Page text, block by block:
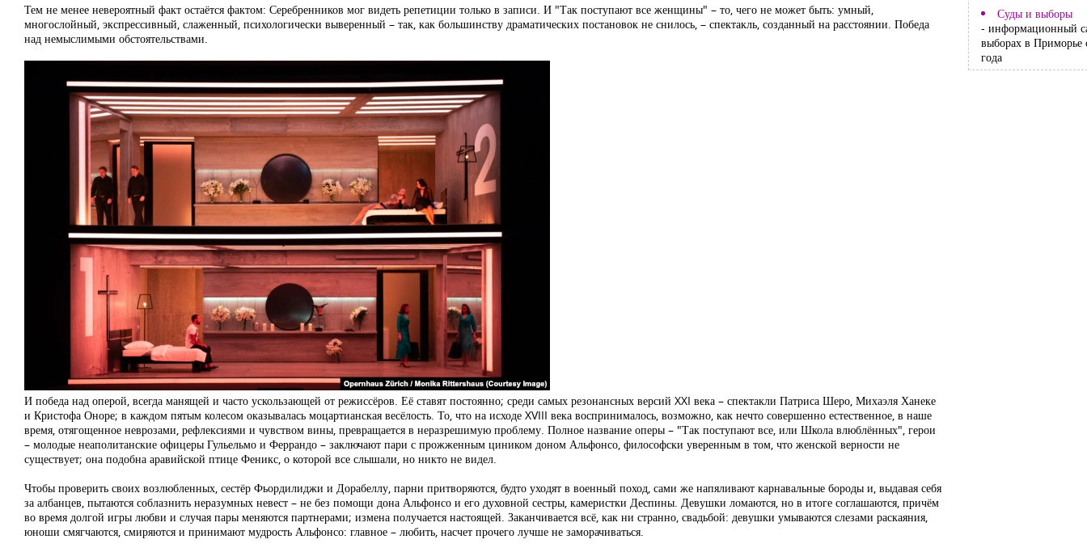
Тем не менее невероятный факт остаётся фактом: Серебренников мог видеть репетиции только в записи. И "Так поступают все женщины" – то, чего не может быть: умный,
многослойный, экспрессивный, слаженный, психологически выверенный – так, как большинству драматических постановок не снилось, – спектакль, созданный на расстоянии. Победа
над немыслимыми обстоятельствами.
И победа над оперой, всегда манящей и часто ускользающей от режиссёров. Её ставят постоянно; среди самых резонансных версий XXI века – спектакли Патриса Шеро, Михаэля Ханеке
и Кристофа Оноре; в каждом пятым колесом оказывалась моцартианская весёлость. То, что на исходе XVIII века воспринималось, возможно, как нечто совершенно естественное, в наше
время, отягощенное неврозами, рефлексиями и чувством вины, превращается в неразрешимую проблему. Полное название оперы – "Так поступают все, или Школа влюблённых", герои
– молодые неаполитанские офицеры Гульельмо и Феррандо – заключают пари с прожженным циником доном Альфонсо, философски уверенным в том, что женской верности не
существует; она подобна аравийской птице Феникс, о которой все слышали, но никто не видел.
Чтобы проверить своих возлюбленных, сестёр Фьордилиджи и Дорабеллу, парни притворяются, будто уходят в военный поход, сами же напяливают карнавальные бороды и, выдавая себя
за албанцев, пытаются соблазнить неразумных невест – не без помощи дона Альфонсо и его духовной сестры, камеристки Деспины. Девушки ломаются, но в итоге соглашаются, причём
во время долгой игры любви и случая пары меняются партнерами; измена получается настоящей. Заканчивается всё, как ни странно, свадьбой: девушки умываются слезами раскаяния,
юноши смягчаются, смиряются и принимают мудрость Альфонсо: главное – любить, насчет прочего лучше не заморачиваться.
Суды и выборы
- информационный
выборах в Приморье
года